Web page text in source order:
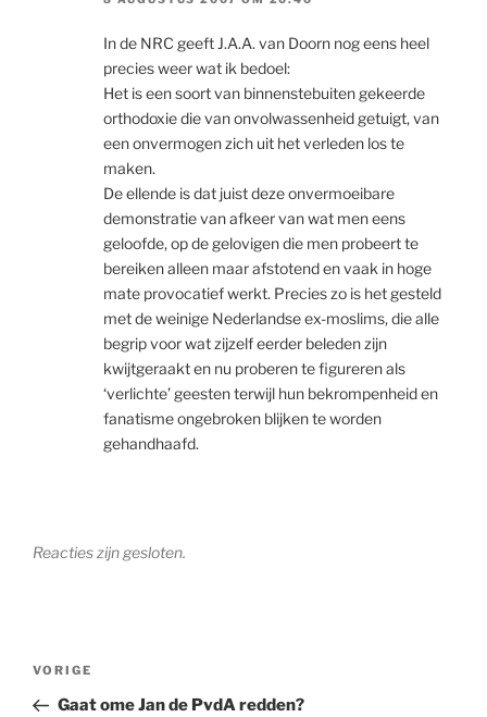
In de NRC geeft J.A.A. van Doorn nog eens heel
precies weer wat ik bedoel:
Het is een soort van binnenstebuiten gekeerde
orthodoxie die van onvolwassenheid getuigt, van
een onvermogen zich uit het verleden los te
maken.
De ellende is dat juist deze onvermoeibare
demonstratie van afkeer van wat men eens
geloofde, op de gelovigen die men probeert te
bereiken alleen maar afstotend en vaak in hoge
mate provocatief werkt. Precies zo is het gesteld
met de weinige Nederlandse ex-moslims, die alle
begrip voor wat zijzelf eerder beleden zijn
kwijtgeraakt en nu proberen te figureren als
‘verlichte’ geesten terwijl hun bekrompenheid en
fanatisme ongebroken blijken te worden
gehandhaafd.
Reacties zijn gesloten.
Bericht
Vorig
bericht
VORIGE
Gaat ome Jan de PvdA redden?